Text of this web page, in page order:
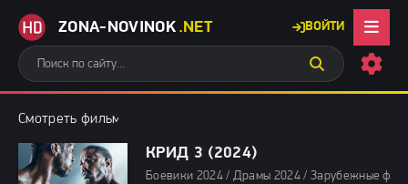
ZONA-NOVINOK .NET ВОЙТИ
Смотреть фильмы бесплатно
КРИД 3 (2024)
Боевики 2024 / Драмы 2024 / Зарубежные